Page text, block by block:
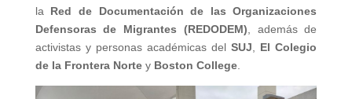
la Red de Documentación de las Organizaciones
Defensoras de Migrantes (REDODEM) , además de
activistas y personas académicas delSUJ
El Colegio
de la Frontera Nortey Boston College.